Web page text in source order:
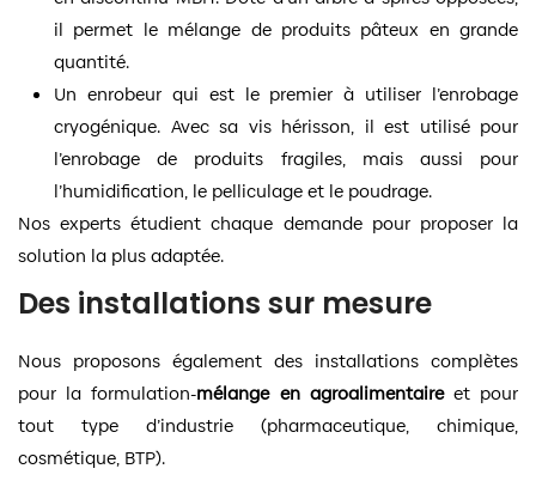
il permet le mélange de produits pâteux en grande
quantité.
Un enrobeur qui est le premier à utiliser l’enrobage
cryogénique. Avec sa vis hérisson, il est utilisé pour
l’enrobage de produits fragiles, mais aussi pour
l’humidification, le pelliculage et le poudrage.
Nos experts étudient chaque demande pour proposer la
solution la plus adaptée.
Des installations sur mesure
Nous proposons également des installations complètes
pour la formulation-mélange en agroalimentaireet pour
tout type d’industrie (pharmaceutique, chimique,
cosmétique, BTP).